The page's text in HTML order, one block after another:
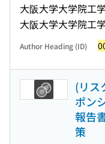
大阪大学大学院工
大阪大学大学院工
Author Heading (ID)
(リス
ポン
報告
策